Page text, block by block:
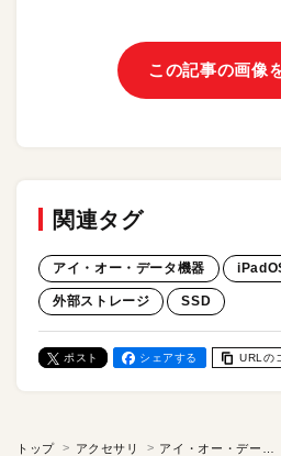
この記事の画像
関連タグ
アイ・オー・データ機器
外部ストレージ SSD
ポスト シェアする URLの
トップ アクセサリ